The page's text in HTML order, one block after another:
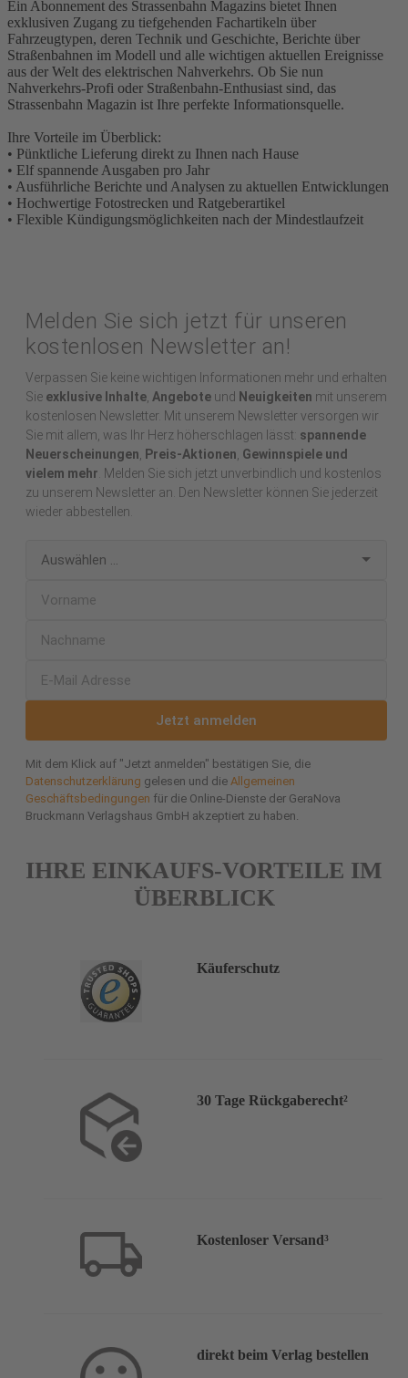
Ein Abonnement des Strassenbahn Magazins bietet Ihnen
exklusiven Zugang zu tiefgehenden Fachartikeln über
Fahrzeugtypen, deren Technik und Geschichte, Berichte über
Straßenbahnen im Modell und alle wichtigen aktuellen Ereignisse
aus der Welt des elektrischen Nahverkehrs. Ob Sie nun
Nahverkehrs-Profi oder Straßenbahn-Enthusiast sind, das
Strassenbahn Magazin ist Ihre perfekte Informationsquelle.
Ihre Vorteile im Überblick:
• Pünktliche Lieferung direkt zu Ihnen nach Hause
• Elf spannende Ausgaben pro Jahr
• Ausführliche Berichte und Analysen zu aktuellen Entwicklungen
• Hochwertige Fotostrecken und Ratgeberartikel
• Flexible Kündigungsmöglichkeiten nach der Mindestlaufzeit
Melden Sie sich jetzt für unseren
kostenlosen Newsletter an!
Verpassen Sie keine wichtigen Informationen mehr und erhalten
Sie exklusive Inhalte Angebote und Neuigkeiten mit unserem
kostenlosen Newsletter. Mit unserem Newsletter versorgen wir
Sie mit allem, was Ihr Herz höherschlagen lässt: spannende
Neuerscheinungen
Preis-Aktionen Gewinnspiele und
vielem mehr . Melden Sie sich jetzt unverbindlich und kostenlos
zu unserem Newsletter an. Den Newsletter können Sie jederzeit
wieder abbestellen.
Jetzt anmelden
Mit dem Klick auf "Jetzt anmelden" bestätigen Sie, die
Datenschutzerklärung gelesen und die Allgemeinen
Geschäftsbedingungen für die Online-Dienste der GeraNova
Bruckmann Verlagshaus GmbH akzeptiert zu haben.
IHRE EINKAUFS-VORTEILE IM
ÜBERBLICK
Käuferschutz
30 Tage Rückgaberecht²
Kostenloser Versand³
direkt beim Verlag bestellen